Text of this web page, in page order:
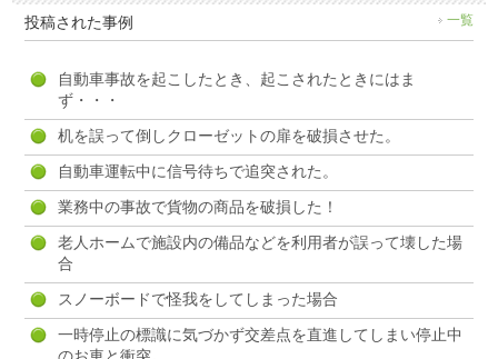
投稿された事例 一覧
自動車事故を起こしたとき、起こされたときにはま
ず・・・
机を誤って倒しクローゼットの扉を破損させた。
自動車運転中に信号待ちで追突された。
業務中の事故で貨物の商品を破損した！
老人ホームで施設内の備品などを利用者が誤って壊した場
合
スノーボードで怪我をしてしまった場合
一時停止の標識に気づかず交差点を直進してしまい停止中